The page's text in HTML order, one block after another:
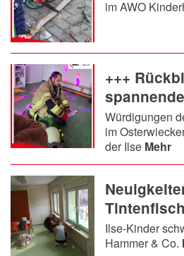
im AWO
+++
Würdigungen
im
der Ilse Mehr
Tintenfisch
Ilse-Kinder
Hammer & Co.